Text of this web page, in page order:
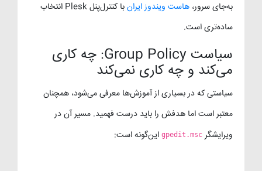
به‌جای سرور، هاست ویندوز ایران
با کنترل‌پنل Plesk انتخاب
ساده‌تری است.
سیاست Group Policy: چه کاری
می‌کند و چه کاری نمی‌کند
سیاستی که در بسیاری از آموزش‌ها معرفی می‌شود، همچنان
معتبر است اما هدفش را باید درست فهمید. مسیر آن در
ویرایشگر gpedit.msc این‌گونه است: